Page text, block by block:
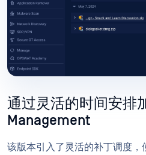
通过灵活的时间安排
Management
该版本引入了灵活的补丁调度，